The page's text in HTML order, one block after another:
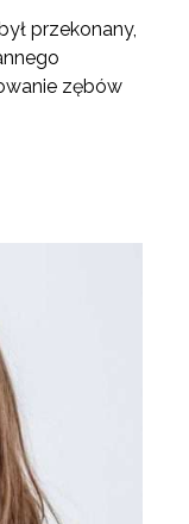
przekonany,
zębów